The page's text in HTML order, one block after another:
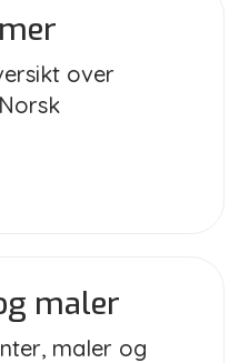
over
maler
maler og